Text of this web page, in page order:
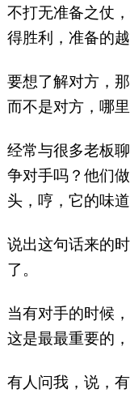
不打无准备之仗
得胜利，准备的
要想了解对方，
而不是对方，哪
经常与很多老板
争对手吗？他们
头，哼，它的味
说出这句话来的
了。
当有对手的时候
这是最最重要的
有人问我，说，